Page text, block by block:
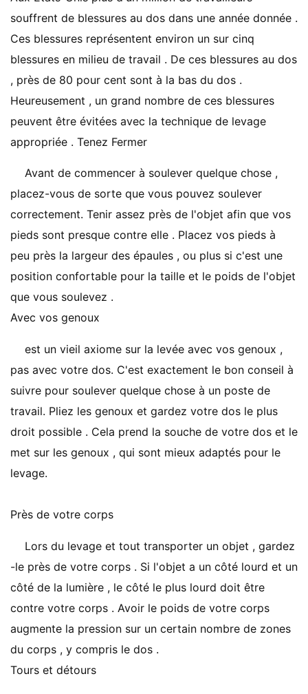
souffrent de blessures au dos dans une année donnée .
Ces blessures représentent environ un sur cinq
blessures en milieu de travail . De ces blessures au dos
, près de 80 pour cent sont à la bas du dos .
Heureusement , un grand nombre de ces blessures
peuvent être évitées avec la technique de levage
appropriée . Tenez Fermer
Avant de commencer à soulever quelque chose ,
placez-vous de sorte que vous pouvez soulever
correctement. Tenir assez près de l'objet afin que vos
pieds sont presque contre elle . Placez vos pieds à
peu près la largeur des épaules , ou plus si c'est une
position confortable pour la taille et le poids de l'objet
que vous soulevez .
Avec vos genoux
est un vieil axiome sur la levée avec vos genoux ,
pas avec votre dos. C'est exactement le bon conseil à
suivre pour soulever quelque chose à un poste de
travail. Pliez les genoux et gardez votre dos le plus
droit possible . Cela prend la souche de votre dos et le
met sur les genoux , qui sont mieux adaptés pour le
levage.
Près de votre corps
Lors du levage et tout transporter un objet , gardez
-le près de votre corps . Si l'objet a un côté lourd et un
côté de la lumière , le côté le plus lourd doit être
contre votre corps . Avoir le poids de votre corps
augmente la pression sur un certain nombre de zones
du corps , y compris le dos .
Tours et détours